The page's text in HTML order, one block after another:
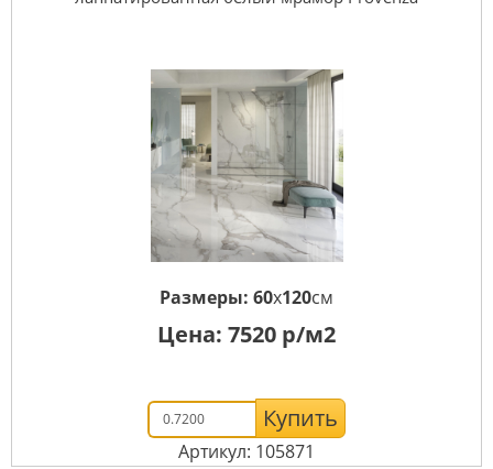
Размеры: 60x120см
Цена: 7520 р/м2
Купить
Артикул: 105871